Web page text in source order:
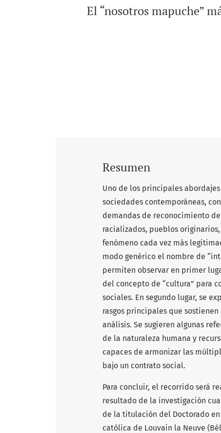
El “nosotros mapuche”
Resumen
Uno de los principales
sociedades contemporáneas,
demandas de reconocimiento
racializados, pueblos
fenómeno cada vez más
modo genérico el nombre de
permiten observar en primer
del concepto de “cultura” para
sociales. En segundo lugar, se
rasgos principales que
análisis. Se sugieren algunas
de la naturaleza humana y
capaces de armonizar las
bajo un contrato social.
Para concluir, el recorrido será
resultado de la investigación
de la titulación del Doctorado
católica de Louvain la Neuve